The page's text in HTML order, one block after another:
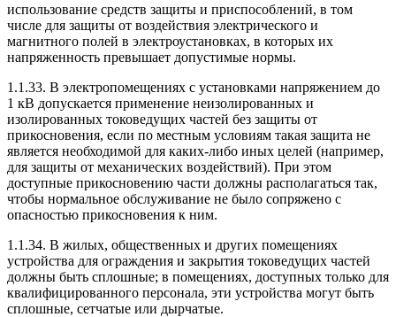
использование средств защиты и приспособлений, в том
числе для защиты от воздействия электрического и
магнитного полей в электроустановках, в которых их
напряженность превышает допустимые нормы.
1.1.33. В электропомещениях с установками напряжением до
1 кВ допускается применение неизолированных и
изолированных токоведущих частей без защиты от
прикосновения, если по местным условиям такая защита не
является необходимой для каких-либо иных целей (например,
для защиты от механических воздействий). При этом
доступные прикосновению части должны располагаться так,
чтобы нормальное обслуживание не было сопряжено с
опасностью прикосновения к ним.
1.1.34. В жилых, общественных и других помещениях
устройства для ограждения и закрытия токоведущих частей
должны быть сплошные; в помещениях, доступных только для
квалифицированного персонала, эти устройства могут быть
сплошные, сетчатые или дырчатые.